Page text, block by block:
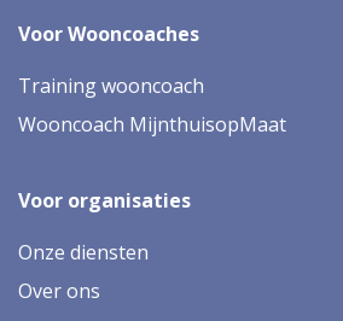
Voor Wooncoaches
Training wooncoach
Wooncoach MijnthuisopMaat
Voor organisaties
Onze diensten
Over ons